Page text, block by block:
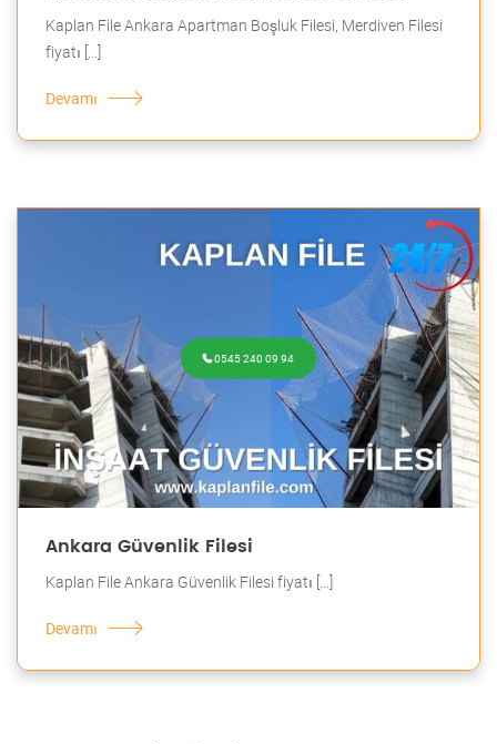
Kaplan File Ankara Apartman Boşluk Filesi, Merdiven Filesi
fiyatı [...]
Devamı
0545 240 09 94
Ankara Güvenlik Filesi
Kaplan File Ankara Güvenlik Filesi fiyatı [...]
Devamı